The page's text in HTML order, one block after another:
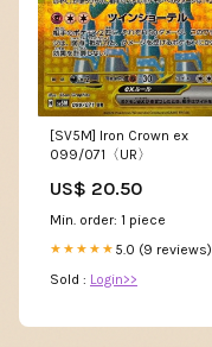
[SV5M] Iron Crown ex
099/071〈UR〉
US$ 20.50
Min. order: 1 piece
★★★★★ 5.0 (9 reviews)
Sold : Login>>